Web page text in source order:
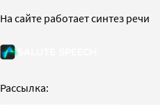
На сайте работает синтез речи
Рассылка: